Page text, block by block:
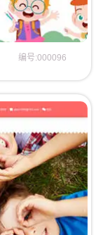
编号:000096